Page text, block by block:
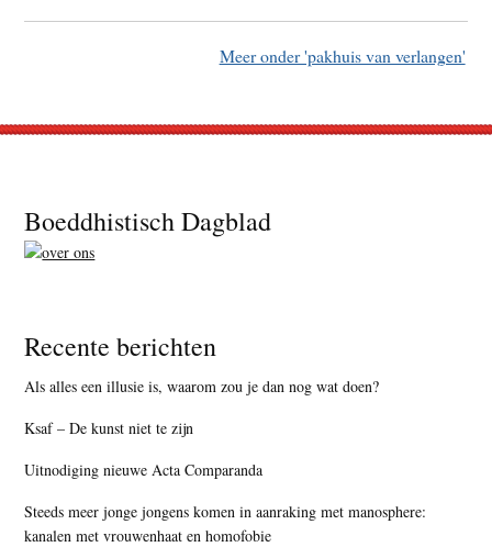
Meer onder 'pakhuis van verlangen'
Footer
Boeddhistisch Dagblad
Recente berichten
Als alles een illusie is, waarom zou je dan nog wat doen?
Ksaf – De kunst niet te zijn
Uitnodiging nieuwe Acta Comparanda
Steeds meer jonge jongens komen in aanraking met manosphere:
kanalen met vrouwenhaat en homofobie